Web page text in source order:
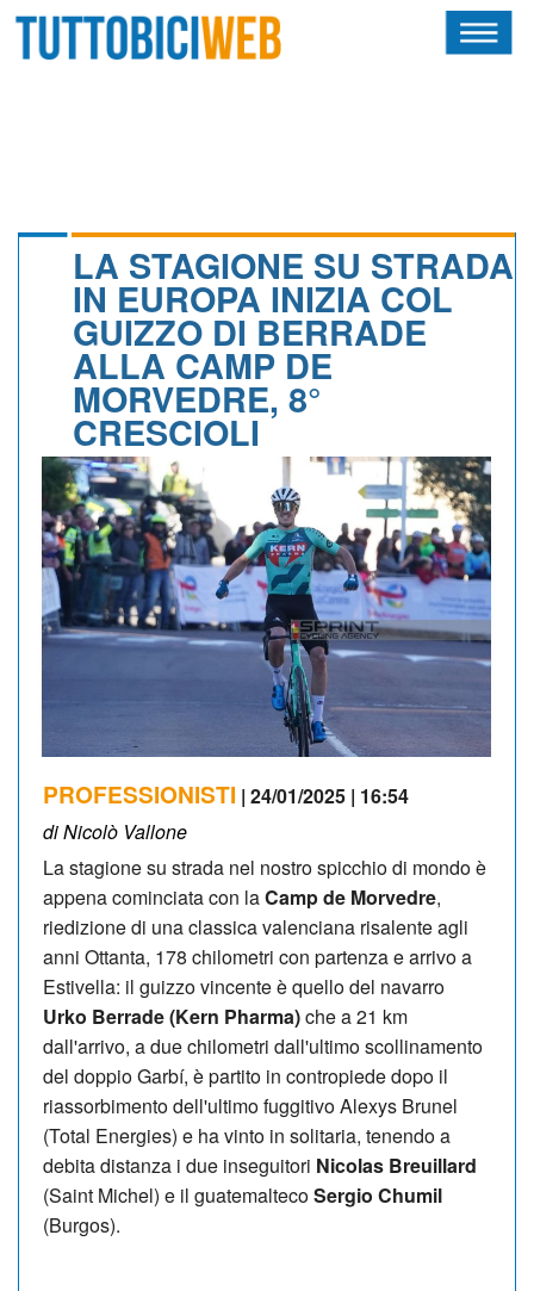
CALENDARIO
ALBI D'ORO
NEWSLETTER
LA STAGIONE SU STRADA
IN EUROPA INIZIA COL
GUIZZO DI BERRADE
ALLA CAMP DE
MORVEDRE, 8°
CRESCIOLI
PROFESSIONISTI | 24/01/2025 | 16:54
di Nicolò Vallone
La stagione su strada nel nostro spicchio di mondo è
appena cominciata con laCamp de Morvedre,
riedizione di una classica valenciana risalente agli
anni Ottanta, 178 chilometri con partenza e arrivo a
Estivella: il guizzo vincente è quello del navarro
Urko Berrade (Kern Pharma)che a 21 km
dall'arrivo, a due chilometri dall'ultimo scollinamento
del doppio Garbí, è partito in contropiede dopo il
riassorbimento dell'ultimo fuggitivo Alexys Brunel
(Total Energies) e ha vinto in solitaria, tenendo a
debita distanza i due inseguitori Nicolas Breuillard
(Saint Michel) e il guatemaltecoSergio Chumil
(Burgos).